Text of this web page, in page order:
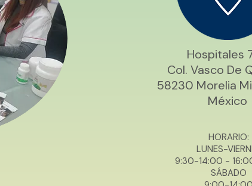
Hospitales
Col. Vasco De
58230 Morelia
México
HORARIO:
LUNES-
9:30-14:00 - 16
SÁBADO